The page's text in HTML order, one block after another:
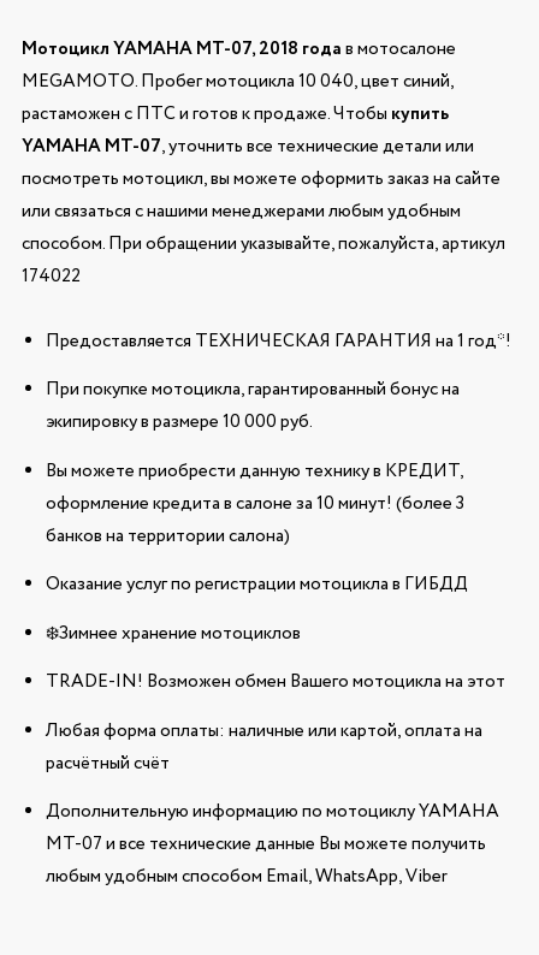
Мотоцикл YAMAHA MT-07, 2018 годав мотосалоне
MEGAMOTO. Пробег мотоцикла 10 040, цвет синий,
растаможен с ПТС и готов к продаже. Чтобы купить
YAMAHA MT-07, уточнить все технические детали или
посмотреть мотоцикл, вы можете оформить заказ на сайте
или связаться с нашими менеджерами любым удобным
способом. При обращении указывайте, пожалуйста, артикул
174022
Предоставляется ТЕХНИЧЕСКАЯ ГАРАНТИЯ на 1 год*!
При покупке мотоцикла, гарантированный бонус на
экипировку в размере 10 000 руб.
Вы можете приобрести данную технику в КРЕДИТ,
оформление кредита в салоне за 10 минут! (более 3
банков на территории салона)
Оказание услуг по регистрации мотоцикла в ГИБДД
❄️Зимнее хранение мотоциклов
TRADE-IN! Возможен обмен Вашего мотоцикла на этот
Любая форма оплаты: наличные или картой, оплата на
расчётный счёт
Дополнительную информацию по мотоциклу YAMAHA
MT-07 и все технические данные Вы можете получить
любым удобным способом Email, WhatsApp, Viber